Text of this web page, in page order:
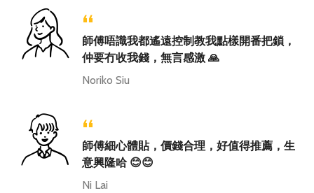
“
師傅唔識我都遙遠控制教我點樣開番把鎖，
仲要冇收我錢，無言感激 🙏
Noriko Siu
“
師傅細心體貼，價錢合理，好值得推薦，生
意興隆哈 😊😊
Ni Lai